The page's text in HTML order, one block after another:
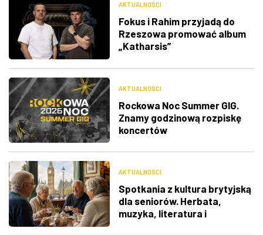
AKTUALNOŚCI
Fokus i Rahim przyjadą do
Rzeszowa promować album
„Katharsis”
AKTUALNOŚCI
Rockowa Noc Summer GIG.
Znamy godzinową rozpiskę
koncertów
AKTUALNOŚCI
Spotkania z kultura brytyjską
dla seniorów. Herbata,
muzyka, literatura i